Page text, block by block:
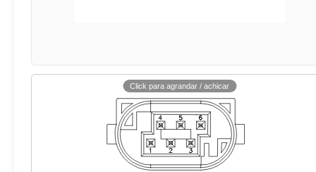
Click para agrandar / achicar